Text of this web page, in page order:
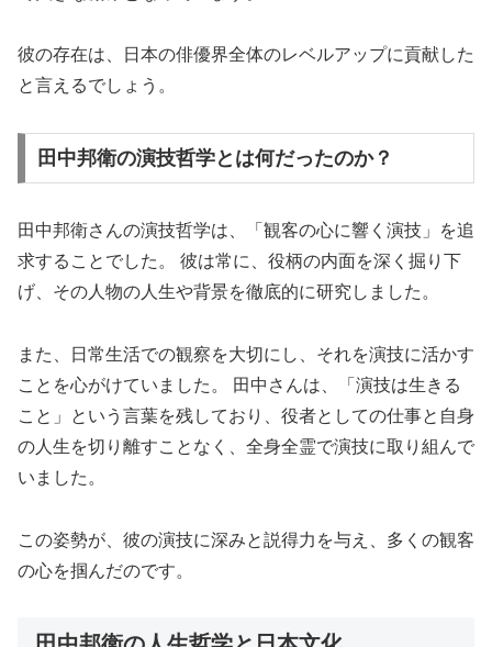
彼の存在は、日本の俳優界全体のレベルアップに貢献した
と言えるでしょう。
田中邦衛の演技哲学とは何だったのか？
田中邦衛さんの演技哲学は、「観客の心に響く演技」を追
求することでした。 彼は常に、役柄の内面を深く掘り下
げ、その人物の人生や背景を徹底的に研究しました。
また、日常生活での観察を大切にし、それを演技に活かす
ことを心がけていました。 田中さんは、「演技は生きる
こと」という言葉を残しており、役者としての仕事と自身
の人生を切り離すことなく、全身全霊で演技に取り組んで
いました。
この姿勢が、彼の演技に深みと説得力を与え、多くの観客
の心を掴んだのです。